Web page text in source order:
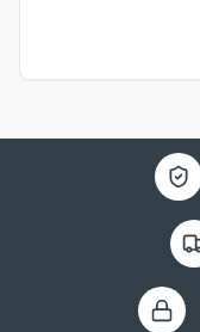
Politique de confidentialité